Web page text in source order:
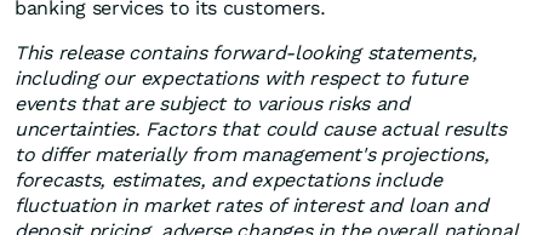
banking services to its customers.
This release contains forward-looking statements,
including our expectations with respect to future
events that are subject to various risks and
uncertainties. Factors that could cause actual results
to differ materially from management's projections,
forecasts, estimates, and expectations include
fluctuation in market rates of interest and loan and